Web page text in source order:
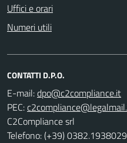
Uffici e orari
Numeri utili
CONTATTI D.P.O.
E-mail:
PEC:
C2Compliance srl
Telefono: (+39) 0382.1938029